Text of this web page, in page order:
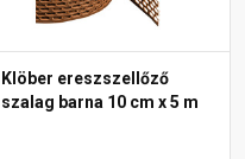
Klöber ereszszellőző
szalag barna 10 cm x 5 m